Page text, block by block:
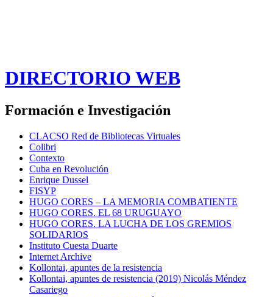
DIRECTORIO WEB
Formación e Investigación
CLACSO Red de Bibliotecas Virtuales
Colibri
Contexto
Cuba en Revolución
Enrique Dussel
FISYP
HUGO CORES – LA MEMORIA COMBATIENTE
HUGO CORES. EL 68 URUGUAYO
HUGO CORES. LA LUCHA DE LOS GREMIOS
SOLIDARIOS
Instituto Cuesta Duarte
Internet Archive
Kollontai, apuntes de la resistencia
Kollontai, apuntes de resistencia (2019) Nicolás Méndez
Casariego